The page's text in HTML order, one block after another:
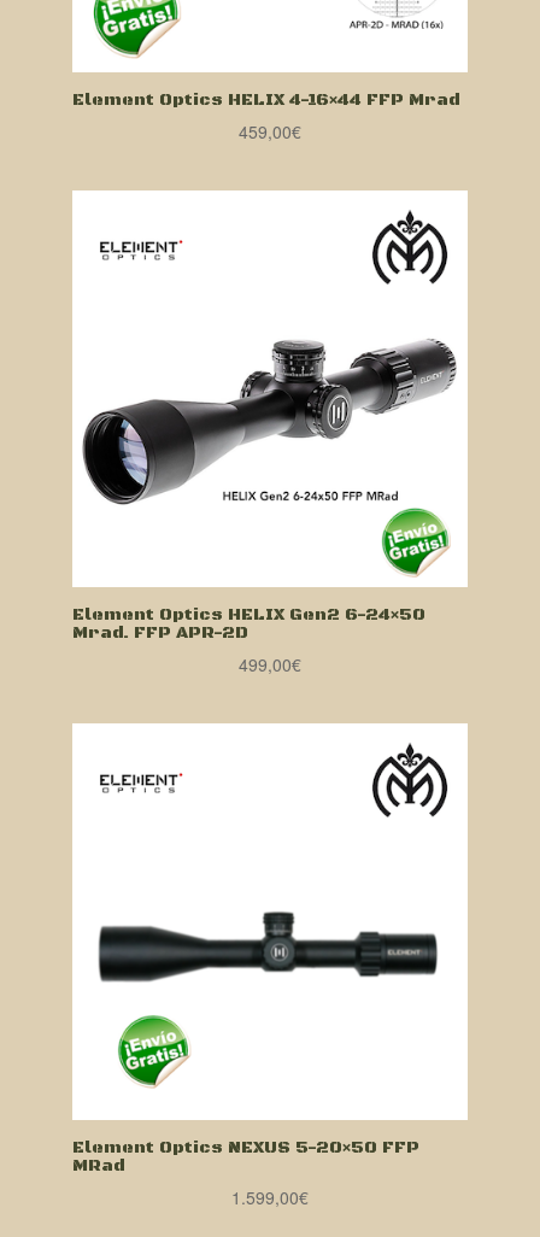
Element Optics HELIX 4-16×44 FFP Mrad
459,00€
Element Optics HELIX Gen2 6-24×50
Mrad. FFP APR-2D
499,00€
Element Optics NEXUS 5-20×50 FFP
MRad
1.599,00€